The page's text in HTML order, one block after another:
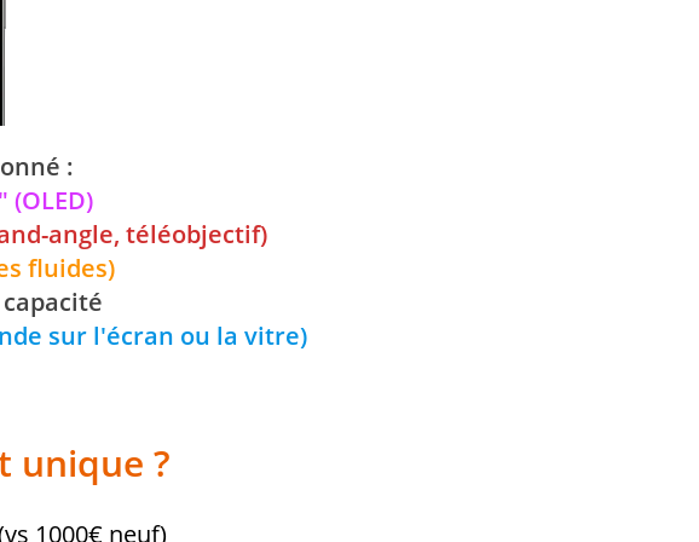
:
(OLED)
angle, téléobjectif)
fluides)
sur l'écran ou la vitre)
unique ?
1000€ neuf)